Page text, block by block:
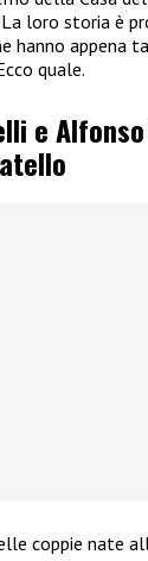
La loro storia è
hanno appena
quale.
e Alfonso
coppie nate